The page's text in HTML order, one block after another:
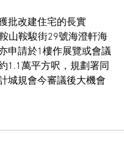
批改建住宅的長實
山鞍駿街29號海澄軒海
申請於1樓作展覽或會議
1.1萬平方呎，規劃署同
城規會今審議後大機會